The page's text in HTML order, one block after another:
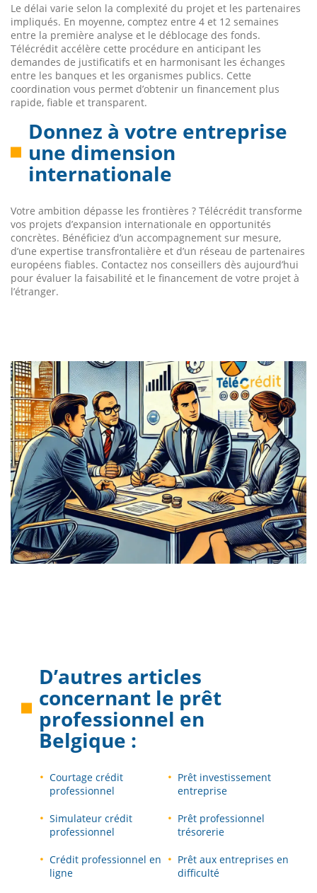
Le délai varie selon la complexité du projet et les partenaires
impliqués. En moyenne, comptez entre 4 et 12 semaines
entre la première analyse et le déblocage des fonds.
Télécrédit accélère cette procédure en anticipant les
demandes de justificatifs et en harmonisant les échanges
entre les banques et les organismes publics. Cette
coordination vous permet d’obtenir un financement plus
rapide, fiable et transparent.
Donnez à votre entreprise
une dimension
internationale
Votre ambition dépasse les frontières ? Télécrédit transforme
vos projets d’expansion internationale en opportunités
concrètes. Bénéficiez d’un accompagnement sur mesure,
d’une expertise transfrontalière et d’un réseau de partenaires
européens fiables. Contactez nos conseillers dès aujourd’hui
pour évaluer la faisabilité et le financement de votre projet à
l’étranger.
D’autres articles
concernant le prêt
professionnel en
Belgique :
Courtage crédit
professionnel
Simulateur crédit
professionnel
Crédit professionnel en
ligne
Prêt investissement
entreprise
Prêt professionnel
trésorerie
Prêt aux entreprises en
difficulté